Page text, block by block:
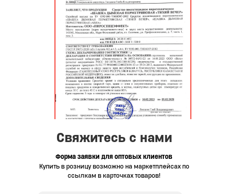
Свяжитесь с нами
Форма заявки для оптовых клиентов
Купить в розницу возможно на маркетплейсах по
ссылкам в карточках товаров!